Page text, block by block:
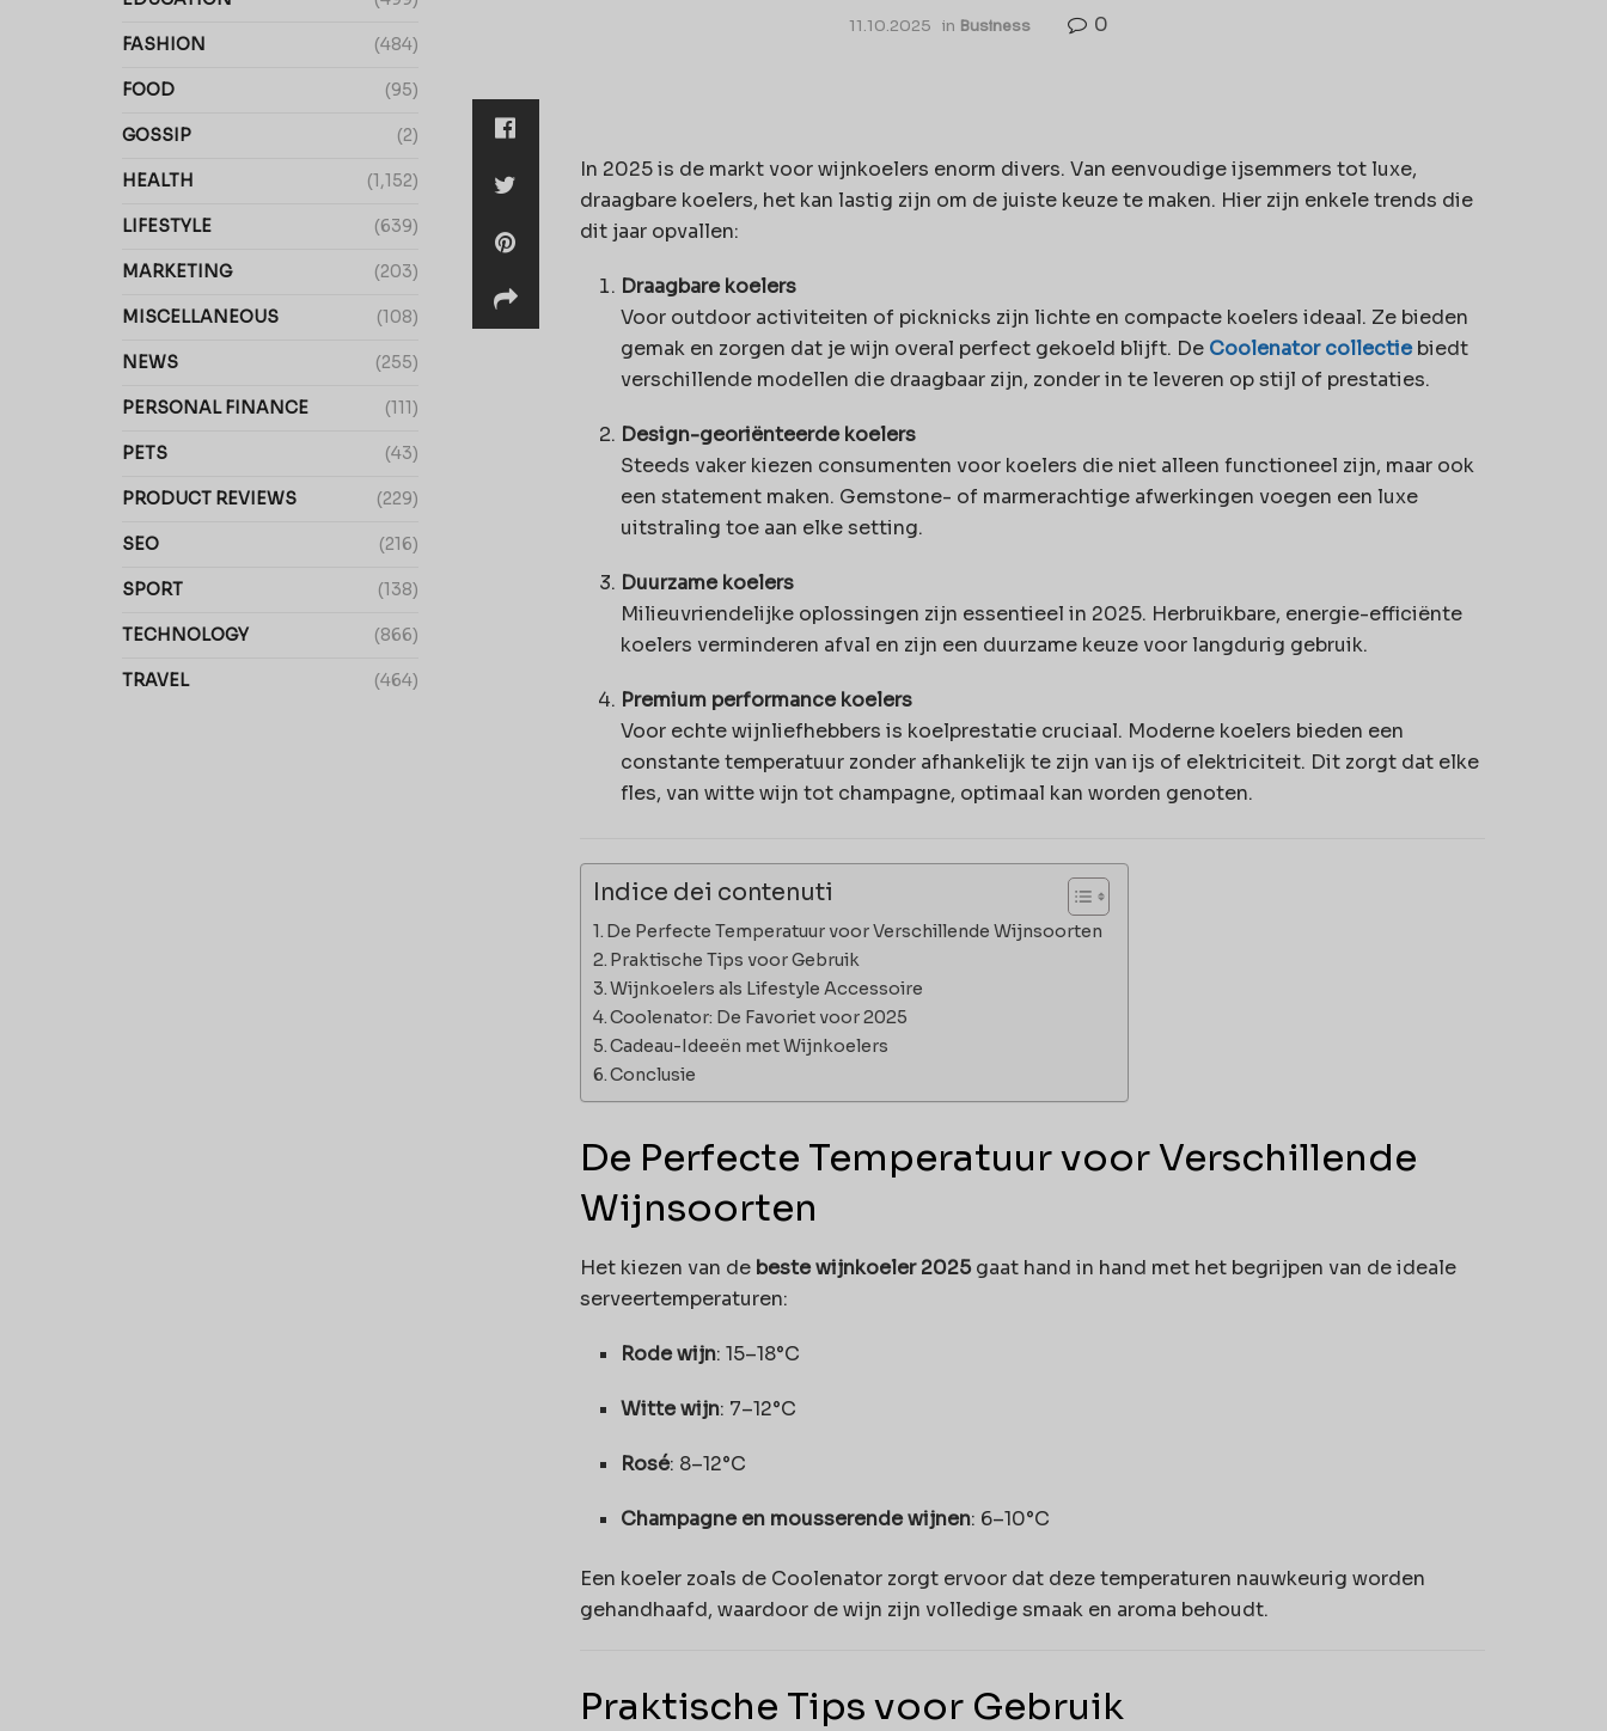
11.10.2025 in Business 0
In 2025 is de markt voor wijnkoelers enorm divers. Van eenvoudige ijsemmers tot luxe,
draagbare koelers, het kan lastig zijn om de juiste keuze te maken. Hier zijn enkele trends die
dit jaar opvallen:
Draagbare koelers
Voor outdoor activiteiten of picknicks zijn lichte en compacte koelers ideaal. Ze bieden
gemak en zorgen dat je wijn overal perfect gekoeld blijft. De Coolenator collectiebiedt
verschillende modellen die draagbaar zijn, zonder in te leveren op stijl of prestaties.
Design-georiënteerde koelers
Steeds vaker kiezen consumenten voor koelers die niet alleen functioneel zijn, maar ook
een statement maken. Gemstone- of marmerachtige afwerkingen voegen een luxe
uitstraling toe aan elke setting.
Duurzame koelers
Milieuvriendelijke oplossingen zijn essentieel in 2025. Herbruikbare, energie-efficiënte
koelers verminderen afval en zijn een duurzame keuze voor langdurig gebruik.
Premium performance koelers
Voor echte wijnliefhebbers is koelprestatie cruciaal. Moderne koelers bieden een
constante temperatuur zonder afhankelijk te zijn van ijs of elektriciteit. Dit zorgt dat elke
fles, van witte wijn tot champagne, optimaal kan worden genoten.
Indice dei contenuti
De Perfecte Temperatuur voor Verschillende Wijnsoorten
Praktische Tips voor Gebruik
Wijnkoelers als Lifestyle Accessoire
Coolenator: De Favoriet voor 2025
Cadeau-Ideeën met Wijnkoelers
Conclusie
De Perfecte Temperatuur voor Verschillende
Wijnsoorten
Het kiezen van de beste wijnkoeler 2025gaat hand in hand met het begrijpen van de ideale
serveertemperaturen:
Rode wijn: 15–18°C
Witte wijn: 7–12°C
Rosé: 8–12°C
Champagne en mousserende wijnen: 6–10°C
Een koeler zoals de Coolenator zorgt ervoor dat deze temperaturen nauwkeurig worden
gehandhaafd, waardoor de wijn zijn volledige smaak en aroma behoudt.
Praktische Tips voor Gebruik
FASHION (484)
FOOD (95)
GOSSIP (2)
HEALTH (1,152)
LIFESTYLE (639)
MARKETING (203)
MISCELLANEOUS (108)
NEWS (255)
PERSONAL FINANCE (111)
PETS (43)
PRODUCT REVIEWS (229)
SEO (216)
SPORT (138)
TECHNOLOGY (866)
TRAVEL (464)